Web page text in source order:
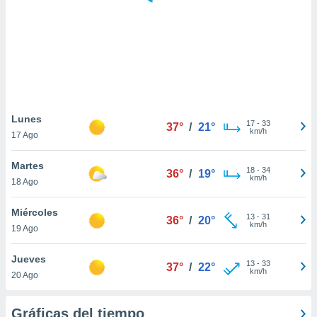
similares
como
sitio
de
traten tus
en
interés
su
Lunes
17 Ago
37° / 21° 17- 33
km/h
Martes
18 Ago
36° / 19° 18- 34
km/h
Miércoles
19 Ago
36° / 20° 13- 31
km/h
Jueves
20 Ago
37° / 22° 13- 33
km/h
Gráficas del tiempo